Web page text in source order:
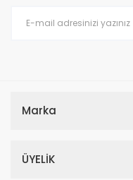
Marka
ÜYELİK